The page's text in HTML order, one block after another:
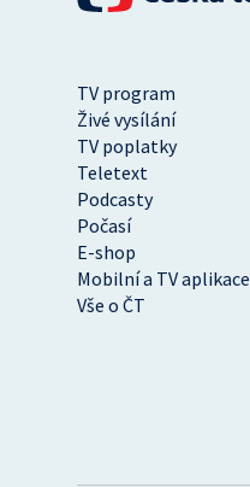
TV program
Živé vysílání
TV poplatky
Teletext
Podcasty
Počasí
E-shop
Mobilní a TV aplikace
Vše o ČT